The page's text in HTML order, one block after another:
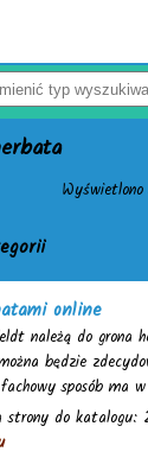
online
należą do grona
będzie
sposób ma
strony do